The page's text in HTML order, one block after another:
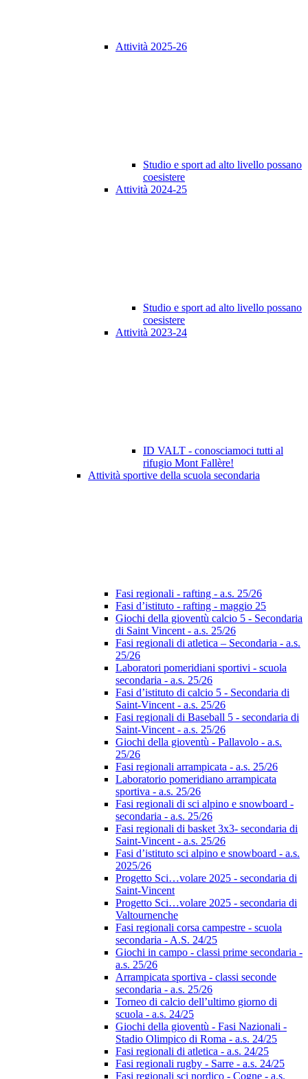
Attività 2025-26
Studio e sport ad alto livello possano
coesistere
Attività 2024-25
Studio e sport ad alto livello possano
coesistere
Attività 2023-24
ID VALT - conosciamoci tutti al
rifugio Mont Fallère!
Attività sportive della scuola secondaria
Fasi regionali - rafting - a.s. 25/26
Fasi d’istituto - rafting - maggio 25
Giochi della gioventù calcio 5 - Secondaria
di Saint Vincent - a.s. 25/26
Fasi regionali di atletica – Secondaria - a.s.
25/26
Laboratori pomeridiani sportivi - scuola
secondaria - a.s. 25/26
Fasi d’istituto di calcio 5 - Secondaria di
Saint-Vincent - a.s. 25/26
Fasi regionali di Baseball 5 - secondaria di
Saint-Vincent - a.s. 25/26
Giochi della gioventù - Pallavolo - a.s.
25/26
Fasi regionali arrampicata - a.s. 25/26
Laboratorio pomeridiano arrampicata
sportiva - a.s. 25/26
Fasi regionali di sci alpino e snowboard -
secondaria - a.s. 25/26
Fasi regionali di basket 3x3- secondaria di
Saint-Vincent - a.s. 25/26
Fasi d’istituto sci alpino e snowboard - a.s.
2025/26
Progetto Sci…volare 2025 - secondaria di
Saint-Vincent
Progetto Sci…volare 2025 - secondaria di
Valtournenche
Fasi regionali corsa campestre - scuola
secondaria - A.S. 24/25
Giochi in campo - classi prime secondaria -
a.s. 25/26
Arrampicata sportiva - classi seconde
secondaria - a.s. 25/26
Torneo di calcio dell’ultimo giorno di
scuola - a.s. 24/25
Giochi della gioventù - Fasi Nazionali -
Stadio Olimpico di Roma - a.s. 24/25
Fasi regionali di atletica - a.s. 24/25
Fasi regionali rugby - Sarre - a.s. 24/25
Fasi regionali sci nordico - Cogne - a.s.